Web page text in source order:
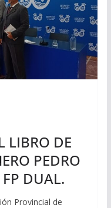
LIBRO DE
PEDRO
DUAL.
Provincial de